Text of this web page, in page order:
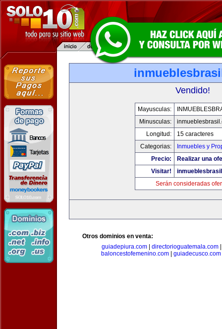
Vendido!
Mayusculas:
Minusculas:
Longitud:
15 caracteres
Categorias:
Inmuebles y
Precio:
Realizar una
Visitar!
Serán consideradas
Otros dominios en venta:
guiadepiura.com
directorioguatemala.com
baloncestofemenino.com
guiadecusco.com